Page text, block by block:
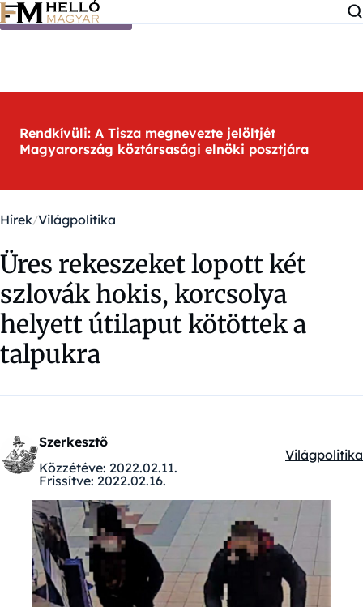
Ugrás a tartalomra
Rendkívüli: A Tisza megnevezte jelöltjét
Magyarország köztársasági elnöki posztjára
Hírek Világpolitika
Üres rekeszeket lopott két
szlovák hokis, korcsolya
helyett útilaput kötöttek a
talpukra
Szerkesztő
Közzétéve: 2022.02.11.
Frissítve: 2022.02.16.
Kategóriák:
Világpolitika